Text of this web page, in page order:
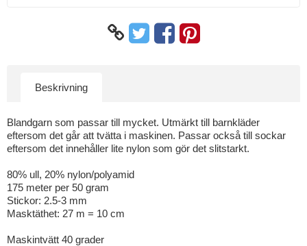
Beskrivning
Blandgarn som passar till mycket. Utmärkt till barnkläder
eftersom det går att tvätta i maskinen. Passar också till sockar
eftersom det innehåller lite nylon som gör det slitstarkt.
80% ull, 20% nylon/polyamid
175 meter per 50 gram
Stickor: 2.5-3 mm
Masktäthet: 27 m = 10 cm
Maskintvätt 40 grader